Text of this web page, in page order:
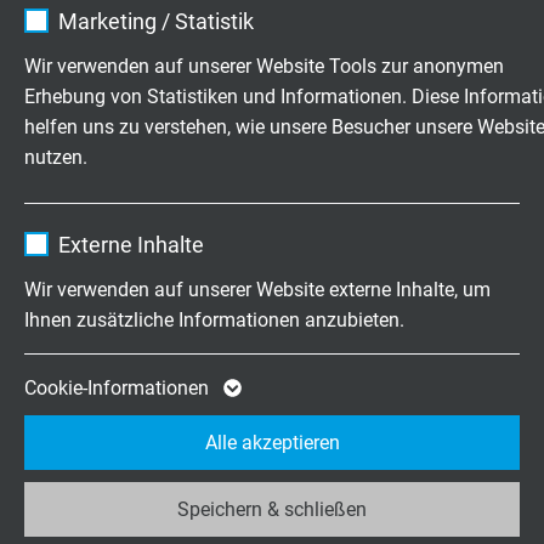
Laufzeit 1 Jahr
Marketing / Statistik
Wir verwenden auf unserer Website Tools zur anonymen
Erhebung von Statistiken und Informationen. Diese
helfen uns zu verstehen, wie unsere Besucher unsere Website
nutzen.
Laufzeit 2 Jahre
Zweck
Cookie von Google für Website-Analysen.
Erzeugt statistische Daten darüber, wie der
Besucher die Website nutzt.
_ga_JL6KH9WKZ9, Google Analytics
Externe Inhalte
Wir verwenden auf unserer Website externe Inhalte, um
Ihnen zusätzliche Informationen anzubieten.
Cookie-Informationen
Speichern & schließen
Alle akzeptieren
TECHNISCHE DATEN
max. 350 V
Ader/Ader: 1500V
Ader/Schirm: 1200V
Mindestbiegeradius
fest verlegt: 7,5 x d
frei beweglich: 15 x d
Temperaturbereich
nicht bewegt: -40/+70 °C